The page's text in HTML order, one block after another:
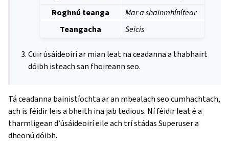
Roghnú teanga
Mar a shainmhínítear
Teangacha
Seicis
Cuir úsáideoirí ar mian leat na ceadanna a thabhairt
dóibh isteach san fhoireann seo.
Tá ceadanna bainistíochta ar an mbealach seo cumhachtach,
ach is féidir leis a bheith ina jab tedious. Ní féidir leat é a
tharmligean d’úsáideoirí eile ach trí stádas Superuser a
dheonú dóibh.